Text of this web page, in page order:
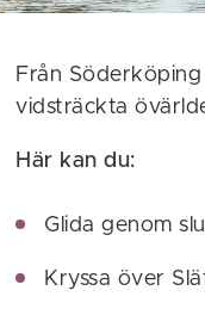
Från
vidsträckta
Här kan du:
Glida genom
Kryssa över